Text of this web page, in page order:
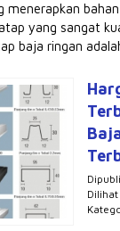
menerapkan
yang sangat
baja ringan